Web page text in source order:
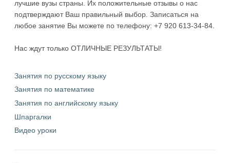
лучшие вузы страны. Их положительные отзывы о нас
подтверждают Ваш правильный выбор. Записаться на
любое занятие Вы можете по телефону: +7 920 613-34-84.
Нас ждут только ОТЛИЧНЫЕ РЕЗУЛЬТАТЫ!
Занятия по русскому языку
Занятия по математике
Занятия по английскому языку
Шпаргалки
Видео уроки